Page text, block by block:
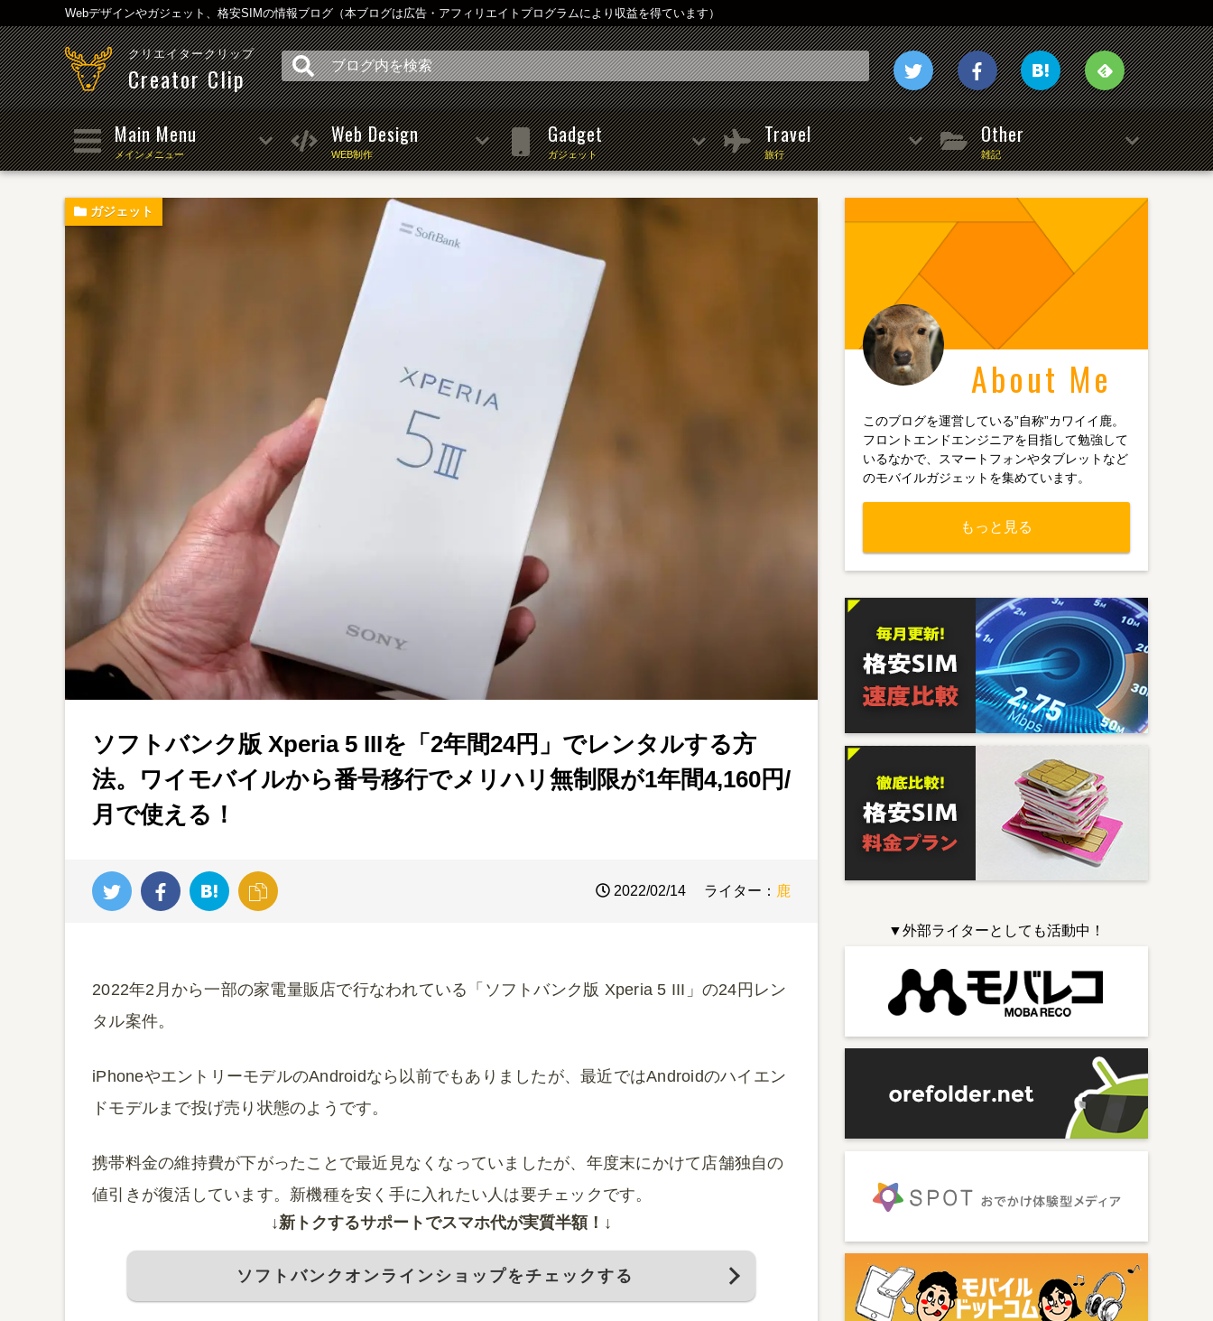
Webデザインやガジェット、格安SIMの情報ブログ（本ブログは広告・アフィリエイトプログラムにより収益を得ています）
クリエイタークリップ
Creator Clip
Main Menu
メインメニュー
Web Design
WEB制作
Gadget
ガジェット
Travel
旅行
Other
雑記
ガジェット
ソフトバンク版 Xperia 5 IIIを「2年間24円」でレンタルする方
法。ワイモバイルから番号移行でメリハリ無制限が1年間4,160円/
月で使える！
2022/02/14 ライター： 鹿
2022年2月から一部の家電量販店で行なわれている「ソフトバンク版 Xperia 5 III」の24円レン
タル案件。
iPhoneやエントリーモデルのAndroidなら以前でもありましたが、最近ではAndroidのハイエン
ドモデルまで投げ売り状態のようです。
携帯料金の維持費が下がったことで最近見なくなっていましたが、年度末にかけて店舗独自の
値引きが復活しています。新機種を安く手に入れたい人は要チェックです。
↓新トクするサポートでスマホ代が実質半額！↓
ソフトバンクオンラインショップをチェックする
About Me
このブログを運営している”自称”カワイイ鹿。
フロントエンドエンジニアを目指して勉強して
いるなかで、スマートフォンやタブレットなど
のモバイルガジェットを集めています。
もっと見る
▼外部ライターとしても活動中！